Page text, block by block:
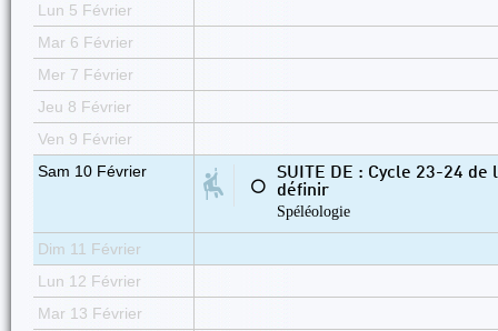
Lun 5 Février
Mar 6 Février
Mer 7 Février
Jeu 8 Février
Ven 9 Février
Sam 10 Février
⚪
SUITE DE : Cycle 23-24
définir
Spéléologie
Dim 11 Février
Lun 12 Février
Mar 13 Février